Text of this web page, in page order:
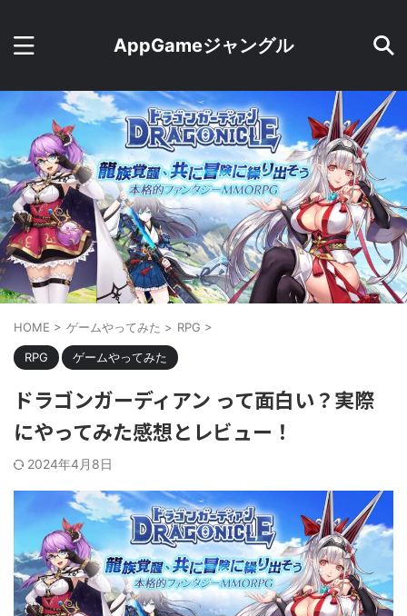
AppGameジャングル
HOME > ゲームやってみた > RPG >
RPG ゲームやってみた
ドラゴンガーディアン って面白い？実際
にやってみた感想とレビュー！
2024年4月8日